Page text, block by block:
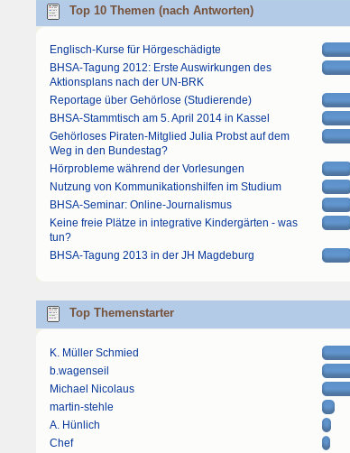
Top 10 Themen (nach Antworten)
Englisch-Kurse für Hörgeschädigte
BHSA-Tagung 2012: Erste Auswirkungen des
Aktionsplans nach der UN-BRK
Reportage über Gehörlose (Studierende)
BHSA-Stammtisch am 5. April 2014 in Kassel
Gehörloses Piraten-Mitglied Julia Probst auf dem
Weg in den Bundestag?
Hörprobleme während der Vorlesungen
Nutzung von Kommunikationshilfen im Studium
BHSA-Seminar: Online-Journalismus
Keine freie Plätze in integrative Kindergärten - was
tun?
BHSA-Tagung 2013 in der JH Magdeburg
Top Themenstarter
K. Müller Schmied
b.wagenseil
Michael Nicolaus
martin-stehle
A. Hünlich
Chef